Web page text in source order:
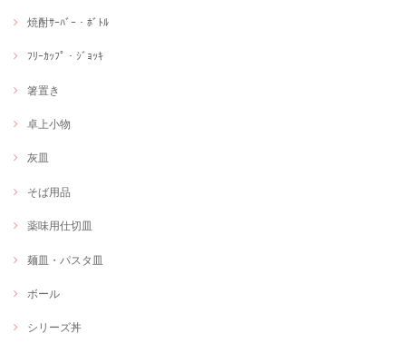
焼酎ｻｰﾊﾞｰ・ﾎﾞﾄﾙ
ﾌﾘｰｶｯﾌﾟ・ｼﾞｮｯｷ
箸置き
卓上小物
灰皿
そば用品
薬味用仕切皿
麺皿・パスタ皿
ボール
シリーズ丼